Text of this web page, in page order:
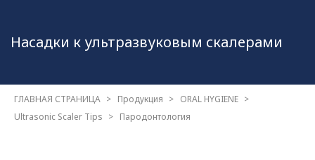
Насадки к ультразвуковым скалерами
ГЛАВНАЯ СТРАНИЦА Продукция
ORAL HYGIENE
Ultrasonic Scaler Tips
Пародонтология